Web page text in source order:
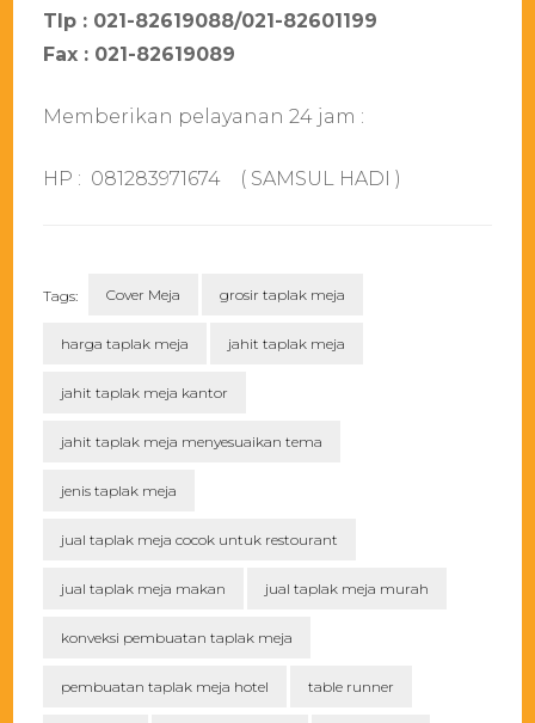
Tlp : 021-82619088/021-82601199
Fax : 021-82619089
Memberikan pelayanan 24 jam :
HP : 081283971674 ( SAMSUL HADI )
Tags: Cover Meja grosir taplak meja
harga taplak meja jahit taplak meja
jahit taplak meja kantor
jahit taplak meja menyesuaikan tema
jenis taplak meja
jual taplak meja cocok untuk restourant
jual taplak meja makan jual taplak meja murah
konveksi pembuatan taplak meja
pembuatan taplak meja hotel table runner